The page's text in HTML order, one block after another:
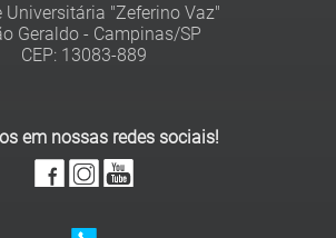
Universitária "Zeferino Vaz"
Geraldo - Campinas/SP
em nossas redes sociais!